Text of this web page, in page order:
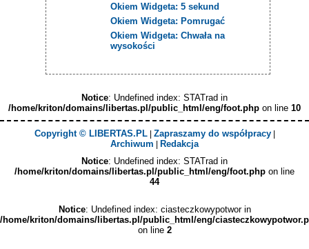
Okiem Widgeta: 5 sekund
Okiem Widgeta: Pomrugać
Okiem Widgeta: Chwała na
wysokości
Notice: Undefined index: STATrad in
/home/kriton/domains/libertas.pl/public_html/eng/foot.php on line 10
Copyright © LIBERTAS.PL| Zapraszamy do współpracy|
Archiwum
Redakcja
Notice: Undefined index: STATrad in
/home/kriton/domains/libertas.pl/public_html/eng/foot.php on line
44
Notice: Undefined index: ciasteczkowypotwor in
/home/kriton/domains/libertas.pl/public_html/eng/
on line 2